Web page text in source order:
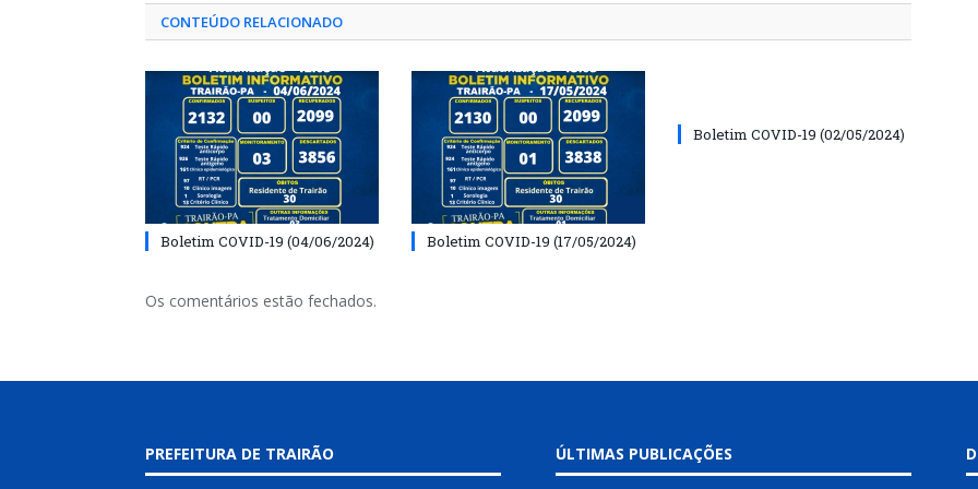
CONTEÚDO RELACIONADO
Boletim COVID-19 (04/06/2024) Boletim COVID-19 (17/05/2024)
Boletim COVID-19 (02/05/2024)
Os comentários estão fechados.
PREFEITURA DE TRAIRÃO ÚLTIMAS PUBLICAÇÕES